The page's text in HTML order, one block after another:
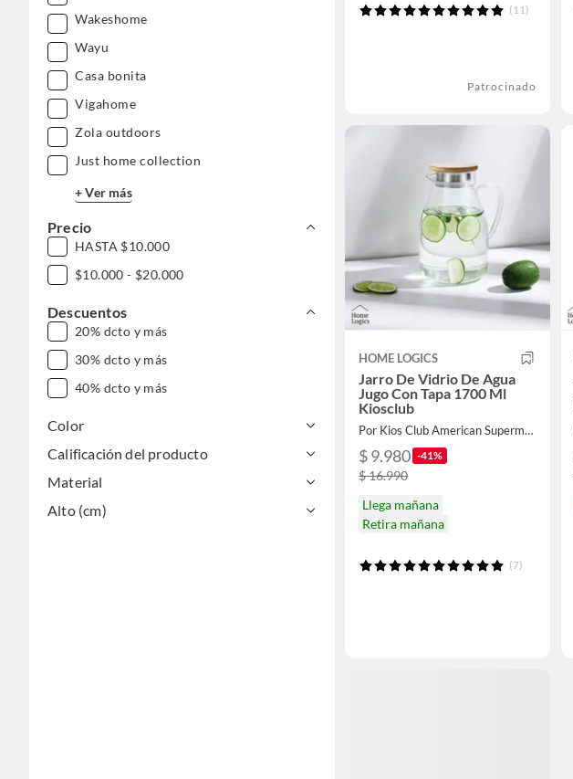
Wakeshome
Wayu
Casa bonita
Vigahome
Zola outdoors
Just home collection
+ Ver más
Precio
HASTA $10.000
$10.000 - $20.000
Descuentos
20% dcto y más
30% dcto y más
40% dcto y más
Color
Calificación del producto
Material
Alto (cm)
(11)
Patrocinado
HOME LOGICS
Jarro De Vidrio De Agua
Jugo Con Tapa 1700 Ml
Kiosclub
Por Kios Club American Supermarket
$ 9.980 -41%
$ 16.990
Llega mañana
Retira mañana
(7)